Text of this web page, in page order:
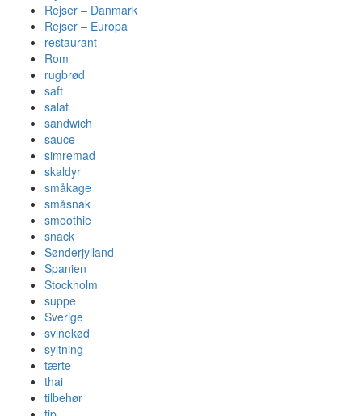
Rejser – Danmark
Rejser – Europa
restaurant
Rom
rugbrød
saft
salat
sandwich
sauce
simremad
skaldyr
småkage
småsnak
smoothie
snack
Sønderjylland
Spanien
Stockholm
suppe
Sverige
svinekød
syltning
tærte
thai
tilbehør